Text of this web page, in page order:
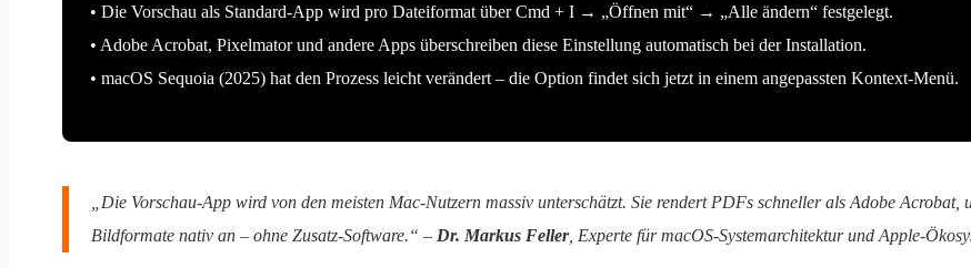
• Die Vorschau als Standard-App wird pro Dateiformat über Cmd + I → „Öffnen mit“ → „Alle ändern“ festgelegt.
• Adobe Acrobat, Pixelmator und andere Apps überschreiben diese Einstellung automatisch bei der Installation.
• macOS Sequoia (2025) hat den Prozess leicht verändert – die Option findet sich jetzt in einem angepassten Kontext-Menü.
„Die Vorschau-App wird von den meisten Mac-Nutzern massiv unterschätzt. Sie rendert PDFs schneller als Adobe
Bildformate nativ an – ohne Zusatz-Software.“ – Dr. Markus Feller, Experte für macOS-Systemarchitektur und Apple-